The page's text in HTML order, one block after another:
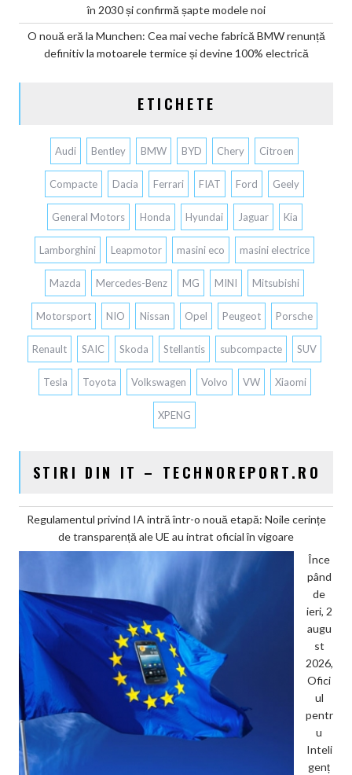
în 2030 și confirmă șapte modele noi
O nouă eră la Munchen: Cea mai veche fabrică BMW renunță
definitiv la motoarele termice și devine 100% electrică
ETICHETE
Audi Bentley BMW BYD Chery Citroen
Compacte Dacia Ferrari FIAT Ford Geely
General Motors Honda Hyundai Jaguar Kia
Lamborghini Leapmotor masini eco masini electrice
Mazda Mercedes-Benz MG MINI Mitsubishi
Motorsport NIO Nissan Opel Peugeot Porsche
Renault SAIC Skoda Stellantis subcompacte SUV
Tesla Toyota Volkswagen Volvo VW Xiaomi
XPENG
STIRI DIN IT – TECHNOREPORT.RO
Regulamentul privind IA intră într-o nouă etapă: Noile cerințe
de transparență ale UE au intrat oficial în vigoare
Înce
pând
de
ieri, 2
augu
st
2026,
Ofici
ul
pentr
u
Inteli
genț